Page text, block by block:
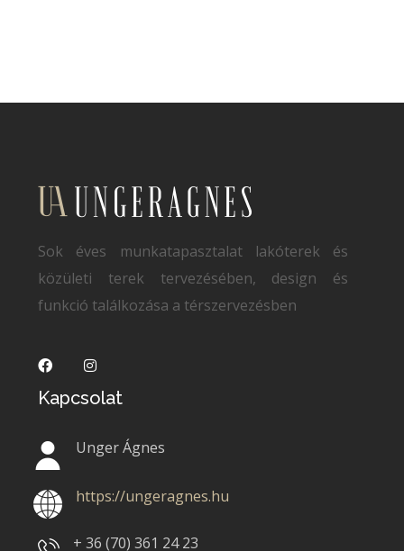
Sok éves munkatapasztalat lakóterek és
közületi terek tervezésében, design és
funkció találkozása a térszervezésben
Kapcsolat
Unger Ágnes
https://ungeragnes.hu
+ 36 (70)361 24 23